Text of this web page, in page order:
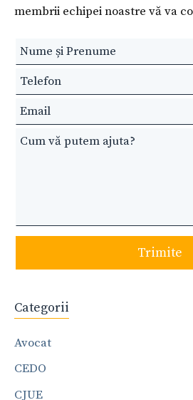
membrii echipei noastre vă va
Leave
this
field
blank
Trimite
Categorii
Avocat
CEDO
CJUE